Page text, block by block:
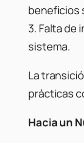
beneficios
3. Falta de
sistema.
La
prácticas
Hacia un